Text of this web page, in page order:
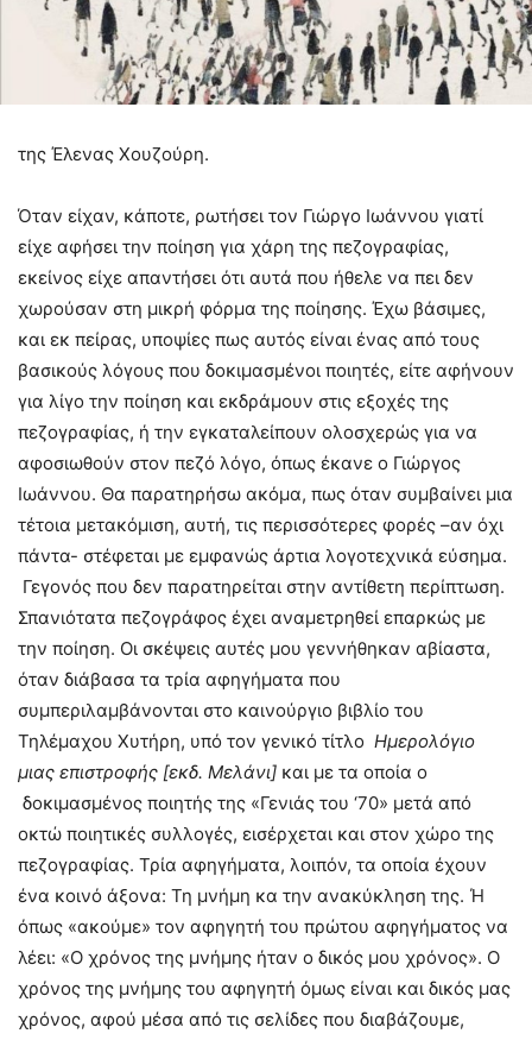
της Έλενας Χουζούρη.
Όταν είχαν, κάποτε, ρωτήσει τον Γιώργο Ιωάννου γιατί
είχε αφήσει την ποίηση για χάρη της πεζογραφίας,
εκείνος είχε απαντήσει ότι αυτά που ήθελε να πει δεν
χωρούσαν στη μικρή φόρμα της ποίησης. Έχω βάσιμες,
και εκ πείρας, υποψίες πως αυτός είναι ένας από τους
βασικούς λόγους που δοκιμασμένοι ποιητές, είτε αφήνουν
για λίγο την ποίηση και εκδράμουν στις εξοχές της
πεζογραφίας, ή την εγκαταλείπουν ολοσχερώς για να
αφοσιωθούν στον πεζό λόγο, όπως έκανε ο Γιώργος
Ιωάννου. Θα παρατηρήσω ακόμα, πως όταν συμβαίνει μια
τέτοια μετακόμιση, αυτή, τις περισσότερες φορές –αν όχι
πάντα- στέφεται με εμφανώς άρτια λογοτεχνικά εύσημα.
Γεγονός που δεν παρατηρείται στην αντίθετη περίπτωση.
Σπανιότατα πεζογράφος έχει αναμετρηθεί επαρκώς με
την ποίηση. Οι σκέψεις αυτές μου γεννήθηκαν αβίαστα,
όταν διάβασα τα τρία αφηγήματα που
συμπεριλαμβάνονται στο καινούργιο βιβλίο του
Τηλέμαχου Χυτήρη, υπό τον γενικό τίτλο Ημερολόγιο
μιας επιστροφής [εκδ. Μελάνι] και με τα οποία ο
δοκιμασμένος ποιητής της «Γενιάς του ‘70» μετά από
οκτώ ποιητικές συλλογές, εισέρχεται και στον χώρο της
πεζογραφίας. Τρία αφηγήματα, λοιπόν, τα οποία έχουν
ένα κοινό άξονα: Τη μνήμη κα την ανακύκληση της. Ή
όπως «ακούμε» τον αφηγητή του πρώτου αφηγήματος να
λέει: «Ο χρόνος της μνήμης ήταν ο δικός μου χρόνος». Ο
χρόνος της μνήμης του αφηγητή όμως είναι και δικός μας
χρόνος, αφού μέσα από τις σελίδες που διαβάζουμε,